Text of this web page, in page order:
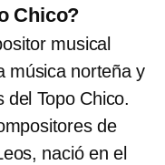
Chico?
musical
música norteña y
Topo Chico.
de
nació en el